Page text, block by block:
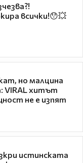
всички!😯💥
но малцина
VIRAL хитът
не е изпят
истинската